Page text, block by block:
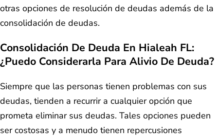
otras opciones de resolución de deudas además de la
consolidación de deudas.
Consolidación De Deuda En Hialeah FL:
¿Puedo Considerarla Para Alivio De Deuda?
Siempre que las personas tienen problemas con sus
deudas, tienden a recurrir a cualquier opción que
prometa eliminar sus deudas. Tales opciones pueden
ser costosas y a menudo tienen repercusiones